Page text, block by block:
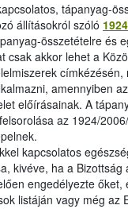
tápanyag-
állításokról szóló
összetételre és
csak akkor lehet a
címkézésén,
amennyiben
előírásainak. A
az 1924/
kapcsolatos
kivéve, ha a Bizottság
engedélyezte őket,
listáján vagy még az